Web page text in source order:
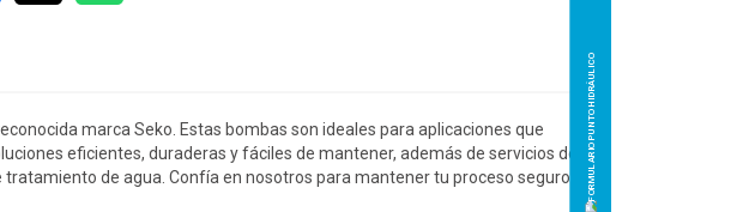
marca Seko. Estas bombas son ideales para aplicaciones que
eficientes, duraderas y fáciles de mantener, además de servicios de
de agua. Confía en nosotros para mantener tu proceso seguro y